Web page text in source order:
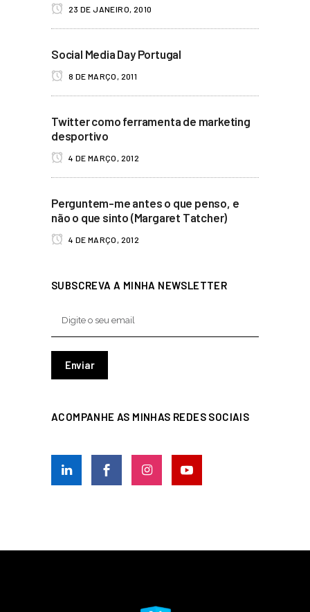
23 DE JANEIRO, 2010
Social Media Day Portugal
8 DE MARÇO, 2011
Twitter como ferramenta de marketing
desportivo
4 DE MARÇO, 2012
Perguntem-me antes o que penso, e
não o que sinto (Margaret Tatcher)
4 DE MARÇO, 2012
SUBSCREVA A MINHA NEWSLETTER
ACOMPANHE AS MINHAS REDES SOCIAIS